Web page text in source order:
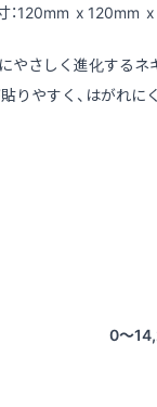
：120mm x 120mm
やさしく進化するネ
りやすく、はがれに
0〜